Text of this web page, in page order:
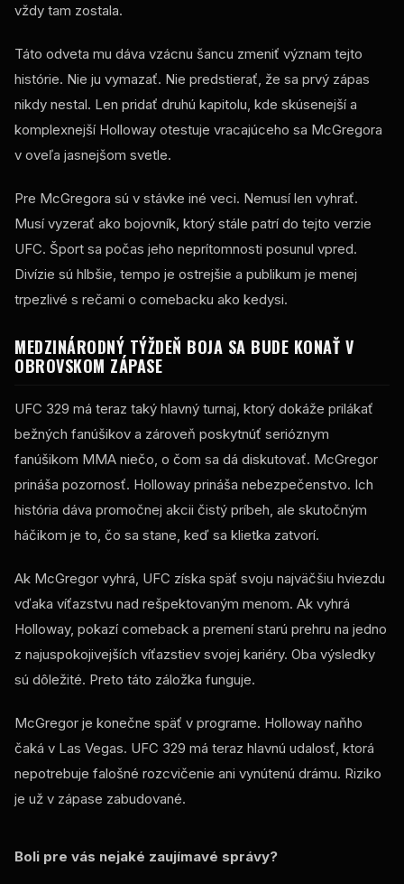
vždy tam zostala.
Táto odveta mu dáva vzácnu šancu zmeniť význam tejto
histórie. Nie ju vymazať. Nie predstierať, že sa prvý zápas
nikdy nestal. Len pridať druhú kapitolu, kde skúsenejší a
komplexnejší Holloway otestuje vracajúceho sa McGregora
v oveľa jasnejšom svetle.
Pre McGregora sú v stávke iné veci. Nemusí len vyhrať.
Musí vyzerať ako bojovník, ktorý stále patrí do tejto verzie
UFC. Šport sa počas jeho neprítomnosti posunul vpred.
Divízie sú hlbšie, tempo je ostrejšie a publikum je menej
trpezlivé s rečami o comebacku ako kedysi.
MEDZINÁRODNÝ TÝŽDEŇ BOJA SA BUDE KONAŤ V
OBROVSKOM ZÁPASE
UFC 329 má teraz taký hlavný turnaj, ktorý dokáže prilákať
bežných fanúšikov a zároveň poskytnúť serióznym
fanúšikom MMA niečo, o čom sa dá diskutovať. McGregor
prináša pozornosť. Holloway prináša nebezpečenstvo. Ich
história dáva promočnej akcii čistý príbeh, ale skutočným
háčikom je to, čo sa stane, keď sa klietka zatvorí.
Ak McGregor vyhrá, UFC získa späť svoju najväčšiu hviezdu
vďaka víťazstvu nad rešpektovaným menom. Ak vyhrá
Holloway, pokazí comeback a premení starú prehru na jedno
z najuspokojivejších víťazstiev svojej kariéry. Oba výsledky
sú dôležité. Preto táto záložka funguje.
McGregor je konečne späť v programe. Holloway naňho
čaká v Las Vegas. UFC 329 má teraz hlavnú udalosť, ktorá
nepotrebuje falošné rozcvičenie ani vynútenú drámu. Riziko
je už v zápase zabudované.
Boli pre vás nejaké zaujímavé správy?